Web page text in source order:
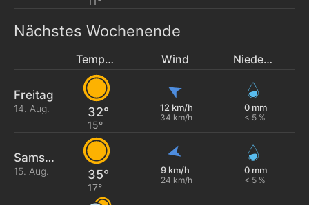
Nächstes Wochenende
Temperatur Wind Niederschlag
Freitag
14. Aug. 32°
15°
12 km/h
34 km/h
0 mm
< 5 %
Samstag
15. Aug. 35°
17°
9 km/h
24 km/h
0 mm
< 5 %